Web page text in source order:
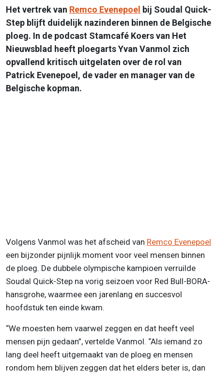
Het vertrek van Remco Evenepoel bij Soudal Quick-
Step blijft duidelijk nazinderen binnen de Belgische
ploeg. In de podcast Stamcafé Koers van Het
Nieuwsblad heeft ploegarts Yvan Vanmol zich
opvallend kritisch uitgelaten over de rol van
Patrick Evenepoel, de vader en manager van de
Belgische kopman.
Volgens Vanmol was het afscheid van Remco Evenepoel
een bijzonder pijnlijk moment voor veel mensen binnen
de ploeg. De dubbele olympische kampioen verruilde
Soudal Quick-Step na vorig seizoen voor Red Bull-BORA-
hansgrohe, waarmee een jarenlang en succesvol
hoofdstuk ten einde kwam.
“We moesten hem vaarwel zeggen en dat heeft veel
mensen pijn gedaan”, vertelde Vanmol. “Als iemand zo
lang deel heeft uitgemaakt van de ploeg en mensen
rondom hem blijven zeggen dat het elders beter is, dan